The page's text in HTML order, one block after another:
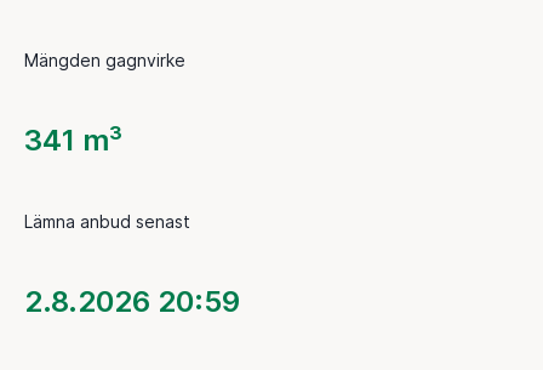
Mängden gagnvirke
341 m³
Lämna anbud senast
2.8.2026 20:59